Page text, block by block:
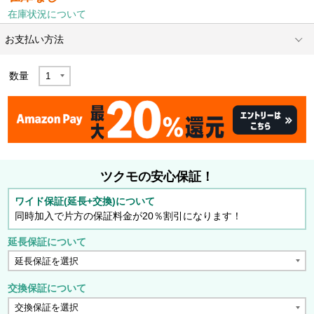
在庫状況について
お支払い方法
数量
ツクモの安心保証！
ワイド保証(延長+交換)について
同時加入で片方の保証料金が20％割引になります！
延長保証について
交換保証について